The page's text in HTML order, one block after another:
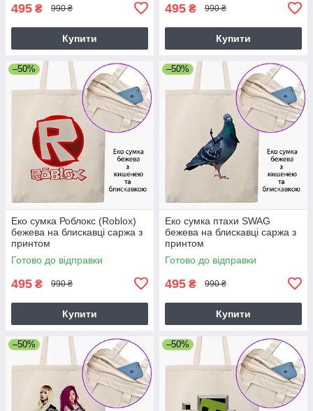
495 ₴ 990 ₴
Купити
495 ₴ 990 ₴
Купити
–50%
Еко сумка Роблокс (Roblox)
бежева на блискавці саржа з
принтом
Готово до відправки
495 ₴ 990 ₴
Купити
–50%
Еко сумка птахи SWAG
бежева на блискавці саржа з
принтом
Готово до відправки
495 ₴ 990 ₴
Купити
–50% –50%